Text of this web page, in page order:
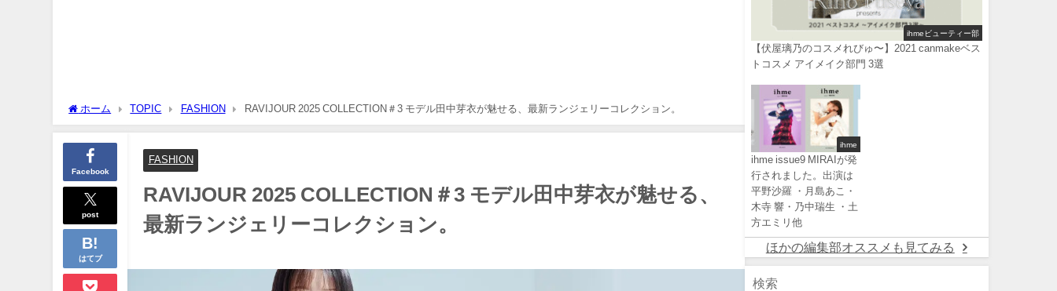
ホーム TOPIC FASHION RAVIJOUR 2025 COLLECTION＃3 モデル田中芽衣が魅せる、最新ランジェリーコレクション。
Facebook
post
はてブ
FASHION
RAVIJOUR 2025 COLLECTION＃3 モデル田中芽衣が魅せる、
最新ランジェリーコレクション。
ihmeビューティー部
【伏屋璃乃のコスメれびゅ〜】2021 canmakeベス
トコスメ アイメイク部門 3選
ihme
ihme issue9 MIRAIが発
行されました。出演は
平野沙羅 ・月島あこ・
木寺 響・乃中瑞生 ・土
方エミリ他
ほかの編集部オススメも見てみる
検索